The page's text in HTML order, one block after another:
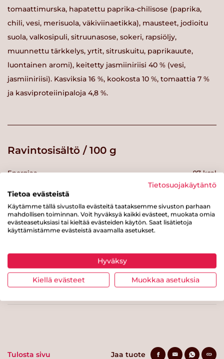
tomaattimurska, hapatettu paprika-chilisose (paprika,
chili, vesi, merisuola, väkiviinaetikka), mausteet, jodioitu
suola, valkosipuli, sitruunasose, sokeri, rapsiöljy,
muunnettu tärkkelys, yrtit, sitruskuitu, paprikauute,
luontainen aromi), keitetty jasmiiniriisi 40 % (vesi,
jasmiiniriisi). Kasviksia 16 %, kookosta 10 %, tomaattia 7 %
ja kasviproteiinipaloja 4,8 %.
Ravintosisältö / 100 g
Energiaa 97 kcal
Rasvaa 2.9 g
josta tyydyttynyttä rasvaa 2.3 g
Hiilihydraatteja
Proteiinia
Tulosta sivu Jaa tuote
Tietosuojakäytäntö
Tietoa evästeistä
Käytämme tällä sivustolla evästeitä taataksemme sivuston parhaan
mahdollisen toiminnan. Voit hyväksyä kaikki evästeet, muokata omia
evästeasetuksiasi tai kieltää evästeiden käytön. Saat lisätietoja
käyttämistämme evästeistä avaamalla asetukset.
Hyväksy
Kiellä evästeet Muokkaa asetuksia